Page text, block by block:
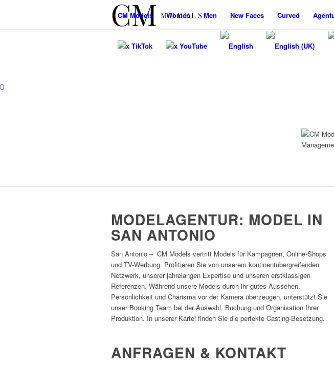
CMModels Women Men New Faces Curved
x TikTok x YouTube
MODELAGENTUR: MODEL IN
SAN ANTONIO
San Antonio – CM Models vertritt Models für Kampagnen, Online-Shops
und TV-Werbung. Profitieren Sie von unserem kontinentübergreifenden
Netzwerk, unserer jahrelangen Expertise und unseren erstklassigen
Referenzen. Während unsere Models durch ihr gutes Aussehen,
Persönlichkeit und Charisma vor der Kamera überzeugen, unterstützt Sie
unser Booking Team bei der Auswahl, Buchung und Organisation Ihrer
Produktion. In unserer Kartei finden Sie die perfekte Casting-Besetzung.
ANFRAGEN & KONTAKT